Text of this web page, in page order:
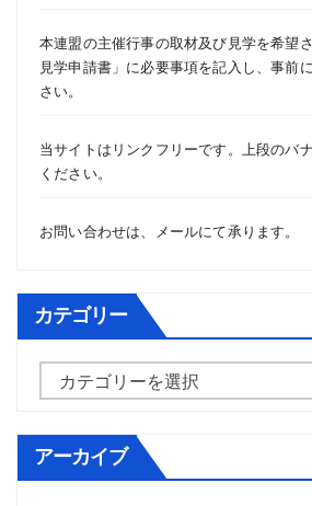
本連盟の主催行事の取材及び見学を希望
見学申請書 」に必要事項を記入し、事前
さい。
当サイトはリンクフリーです。上段のバ
ください。
お問い合わせは、 メールにて承ります。
カテゴリー
アーカイブ